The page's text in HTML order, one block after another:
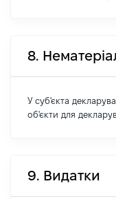
8.
У суб'єкта
об'єкти для
9. Видатки